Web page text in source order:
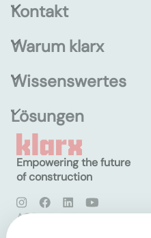
Kontakt
Warum klarx
Wissenswertes
Lösungen
Empowering the future
of construction
AGB